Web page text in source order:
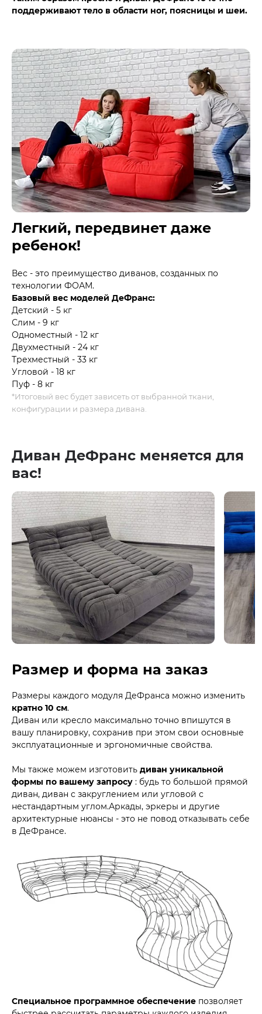
поддерживают тело в области ног, поясницы и шеи.
Легкий, передвинет даже
ребенок!
Вес - это преимущество диванов, созданных по
технологии ФОАМ.
Базовый вес моделей ДеФранс:
Детский - 5 кг
Слим - 9 кг
Одноместный - 12 кг
Двухместный - 24 кг
Трехместный - 33 кг
Угловой - 18 кг
Пуф - 8 кг
*Итоговый вес будет зависеть от выбранной ткани,
конфигурации и размера дивана.
Диван ДеФранс меняется для
вас!
Размер и форма на заказ
Размеры каждого модуля ДеФранса можно изменить
кратно 10 см.
Диван или кресло максимально точно впишутся в
вашу планировку, сохранив при этом свои основные
эксплуатационные и эргономичные свойства.
Мы также можем изготовить диван уникальной
формы по вашему запросу : будь то большой прямой
диван, диван с закруглением или угловой с
нестандартным углом.Аркады, эркеры и другие
архитектурные нюансы - это не повод отказывать себе
в ДеФрансе.
Специальное программное обеспечение позволяет